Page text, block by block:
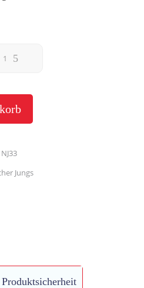
NJ33
Jungs
Produktsicherheit